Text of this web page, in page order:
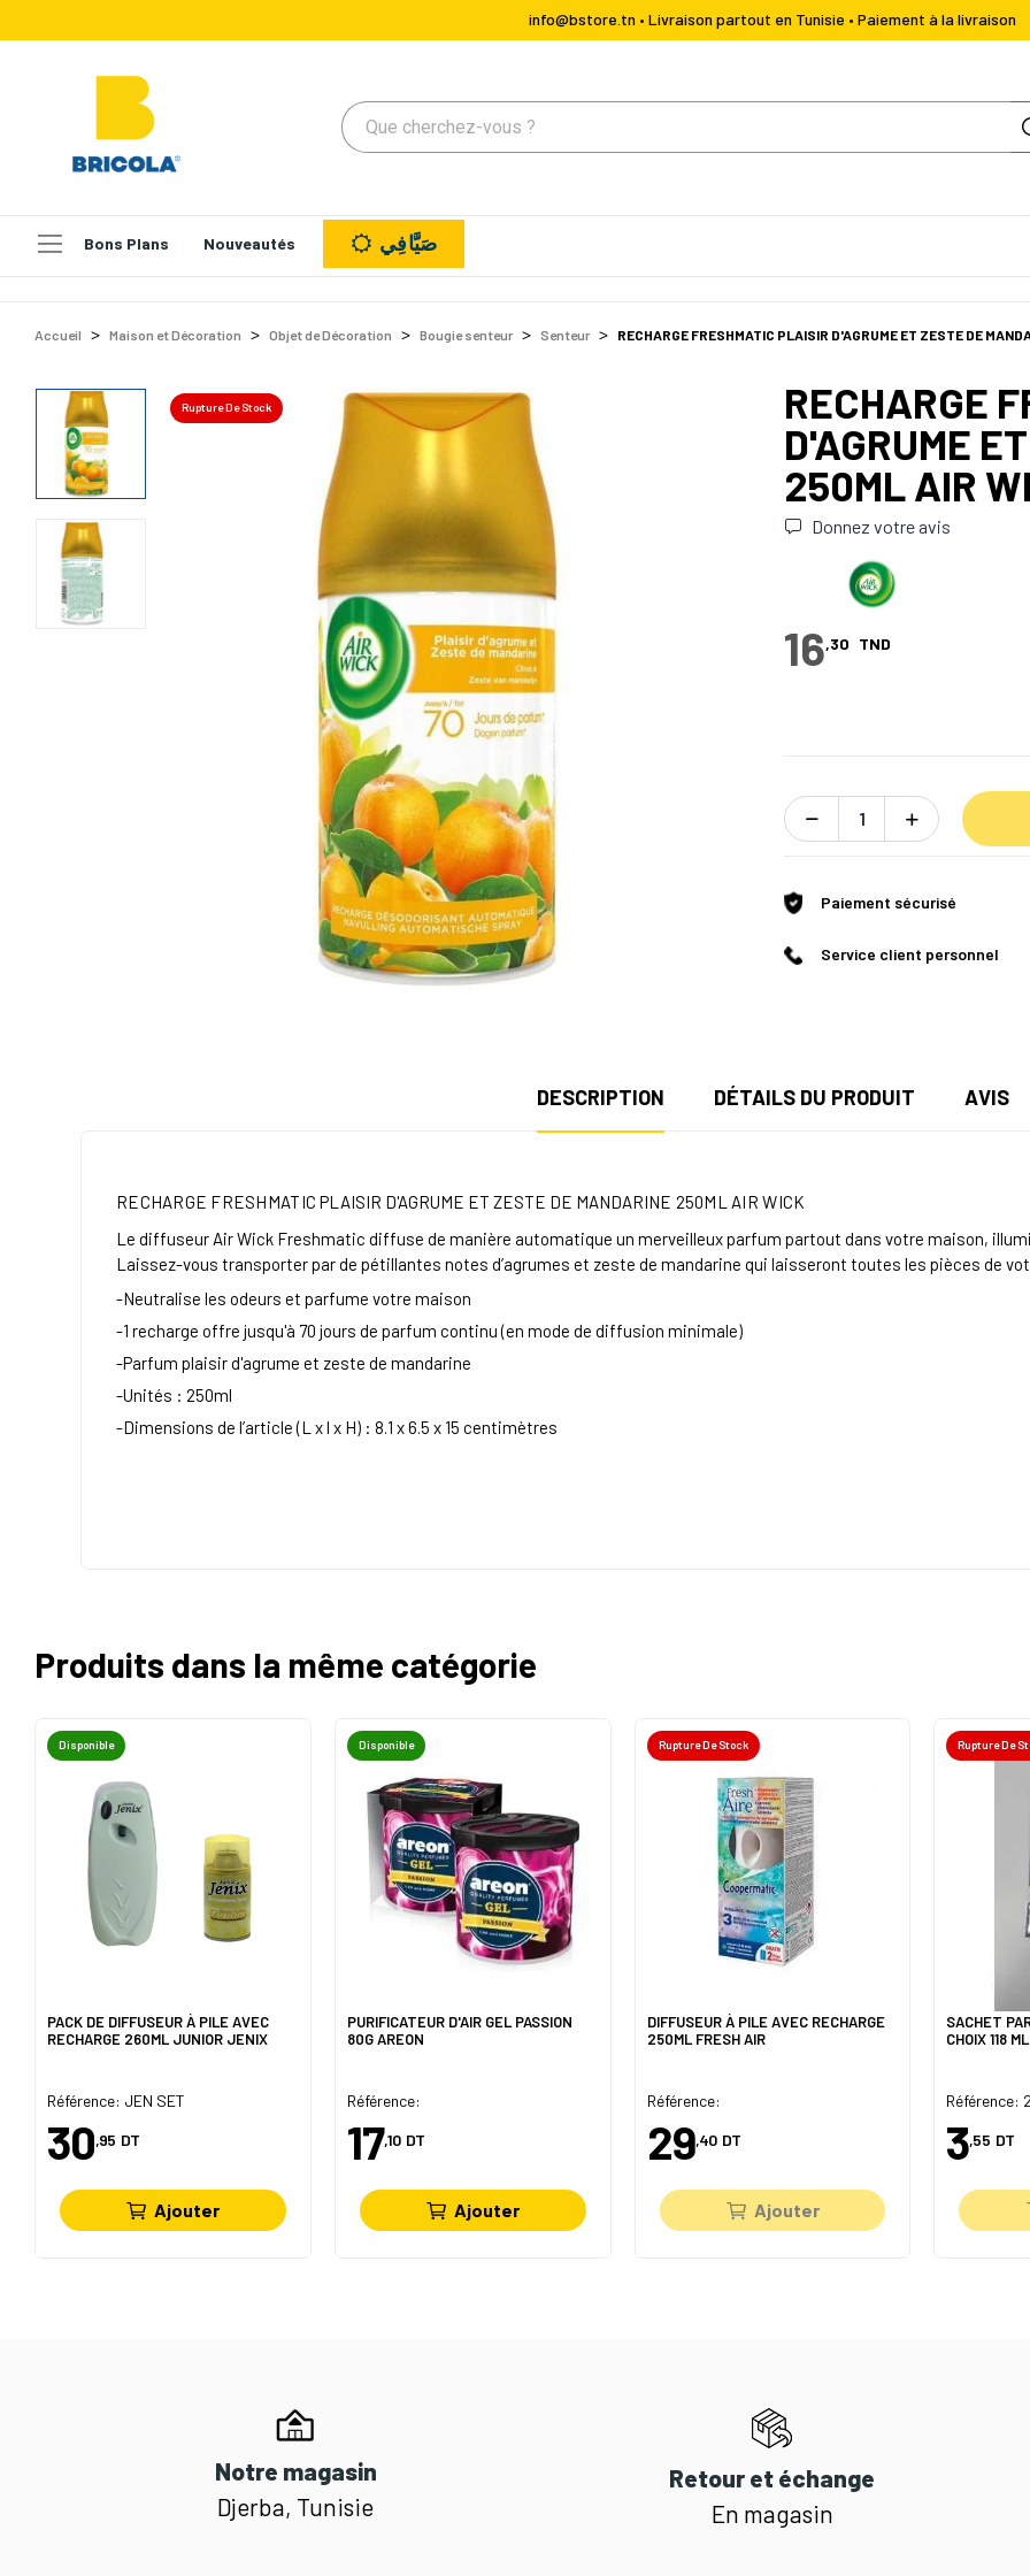
info@bstore.tn • Livraison partout en Tunisie • Paiement à la livraison
Bons Plans Nouveautés صَيَّافِي
Accueil Maison et Décoration Objet de Décoration Bougie senteur Senteur RECHARGE FRESHMATIC PLAISIR D'AGRUME ET ZESTE DE
Rupture De Stock
RECHARGE
D'AGRUME
250ML AIR
Donnez votre avis
16,30 TND
Paiement sécurisé
Service client personnel
DESCRIPTION DÉTAILS DU PRODUIT AVIS
RECHARGE FRESHMATIC PLAISIR D'AGRUME ET ZESTE DE MANDARINE 250ML AIR WICK
Le diffuseur Air Wick Freshmatic diffuse de manière automatique un merveilleux parfum partout dans votre maison,
Laissez-vous transporter par de pétillantes notes d’agrumes et zeste de mandarine qui laisseront toutes les pièces de
-Neutralise les odeurs et parfume votre maison
-1 recharge offre jusqu'à 70 jours de parfum continu (en mode de diffusion minimale)
-Parfum plaisir d'agrume et zeste de mandarine
-Unités : 250ml
-Dimensions de l’article (L x l x H) : 8.1 x 6.5 x 15 centimètres
Produits dans la même catégorie
Disponible
PACK DE DIFFUSEUR À PILE AVEC
RECHARGE 260ML JUNIOR JENIX
Référence: JEN SET
30,95 DT
Ajouter
Disponible
PURIFICATEUR D'AIR GEL PASSION
80G AREON
Référence:
17,10 DT
Ajouter
Rupture De Stock
DIFFUSEUR À PILE AVEC RECHARGE
250ML FRESH AIR
Référence:
29,40 DT
Ajouter
Rupture De
SACHET
CHOIX 118
3,55 DT
Notre magasin
Djerba, Tunisie
Retour et échange
En magasin